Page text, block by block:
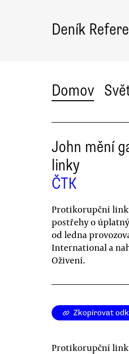
Deník
Domov
John mění
linky
ČTK
Protikorupční
postřehy o
od ledna
International a
Oživení.
Zkopírovat
Protikorupční